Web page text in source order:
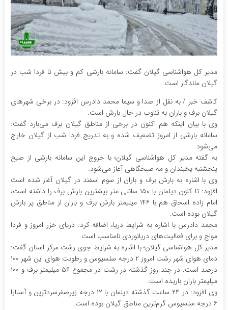
مدیر کل هواشناسی گیلان گفت: سامانه بارشی کم و بیش تا فردا شب در
گیلان ماندگار است.
کاشف خبر / به نقل از صدا و سیما محمد دادرس افزود: در برخی شهر‌های
گیلان برف و باران به تناوب در حال بارش است.
وی با بیان اینکه هم اکنون در برخی از مناطق گیلان برف می‌بارد گفت:
سامانه بارشی از امروز تضعیف شده و به تدریج فردا شب از گیلان خارج
می‌شود.
به گفته مدیر کل هواشناسی گیلان؛ با خروج این سامانه بارشی از صبح
پنجشنبه یخبندان و مه صبحگاهی آغاز می‌شود.
وی با اشاره به بارش برف و باران از سوم اسفند در گیلان آغاز شده است
افزود: تا کنون دیلمان با ۱۵۰ سانتی متر بیشترین بارش برف را داشته است،
امام زاده اسحاق هم با ۱۴۶ میلیمتر بارش برف و باران از مناطق پر بارش
گیلان بوده است.
محمد دادرس با اشاره به شرایط دریا، اضافه کرد: دریای خزر امروز و فردا
مواج و برای فعالیت‌های دریانوردی نامناسب است.
مدیر کل هواشناسی گیلان؛ با اشاره به شرایط جوی رشت مرکز استان گفت:
دمای هوای شهر رشت امروز ۲ درجه سلسیوس و رطوبت هوای این شهر ۱۰۰
درصد است. در چند روز گذشته در رشت در مجموع ۵۶ میلیمتر برف و ۱۰۰
میلیمتر باران باریده است.
وی افزود: در ۲۴ ساعت گذشته دیلمان با ۱۲ درجه زیرصفرسردترین و آستارا
۶ درجه سلسیوس گرم‌ترین مناطق گیلان بوده است.